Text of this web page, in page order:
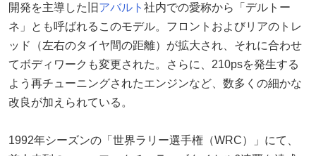
開発を主導した旧 アバルト 社内での愛称から「デルトー
ネ」とも呼ばれるこのモデル。フロントおよびリアのトレ
ッド（左右のタイヤ間の距離）が拡大され、それに合わせ
てボディワークも変更された。さらに、210psを発生する
よう再チューニングされたエンジンなど、数多くの細かな
改良が加えられている。
1992年シーズンの「世界ラリー選手権（WRC）」にて、